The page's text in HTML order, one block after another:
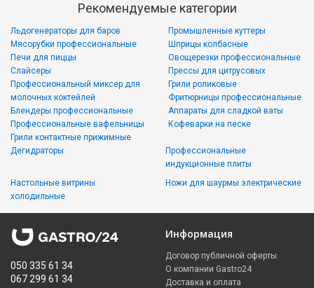
Рекомендуемые категории
Льдогенераторы для баров
Мясорубки профессиональные
Печи для пиццы
Слайсеры
Промышленные куттеры
Шприцы колбасные
Овощерезки профессиональные
Прессы для цитрусовых
Профессиональный миксер для
молочных коктейлей
Блендеры профессиональные
Профессиональные вафельницы
Грили контактные прижимные
Грили роликовые
Фритюрницы профессиональные
Аппараты для сладкой ваты
Кофеварки на песке
Дегидраторы
Настольные витрины
холодильные
Профессиональные
индукционные плиты
Ножи для шаурмы электрические
050 335 61 34
067 299 61 34
Информация
Договор публичной оферты
О компании Gastro24
Доставка и оплата